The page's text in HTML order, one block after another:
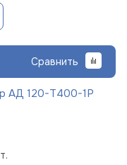
Сравнить
АД 120-Т400-1Р